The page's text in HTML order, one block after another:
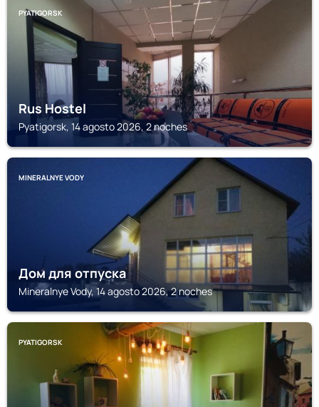
PYATIGORSK
Rus Hostel
Pyatigorsk, 14 agosto 2026, 2 noches
MINERALNYE VODY
Дом для отпуска
Mineralnye Vody, 14 agosto 2026, 2 noches
PYATIGORSK